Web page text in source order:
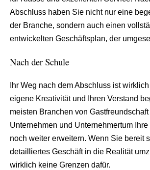
Abschluss haben Sie nicht nur eine
der Branche, sondern auch einen
entwickelten Geschäftsplan, der
Nach der Schule
Ihr Weg nach dem Abschluss ist
eigene Kreativität und Ihren Verstand
meisten Branchen von
Unternehmen und Unternehmertum
noch weiter erweitern. Wenn Sie bereit
detailliertes Geschäft in die Realität
wirklich keine Grenzen dafür.